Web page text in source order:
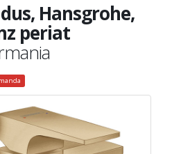
Hansgrohe,
periat